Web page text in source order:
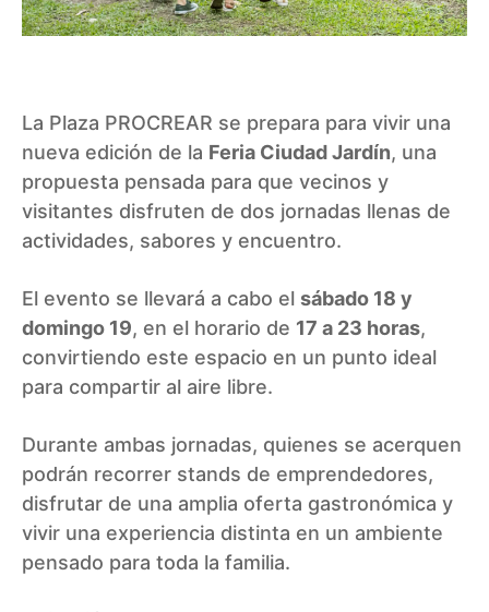
La Plaza PROCREAR se prepara para vivir una
nueva edición de la Feria Ciudad Jardín, una
propuesta pensada para que vecinos y
visitantes disfruten de dos jornadas llenas de
actividades, sabores y encuentro.
El evento se llevará a cabo el sábado 18 y
domingo 19, en el horario de 17 a 23 horas,
convirtiendo este espacio en un punto ideal
para compartir al aire libre.
Durante ambas jornadas, quienes se acerquen
podrán recorrer stands de emprendedores,
disfrutar de una amplia oferta gastronómica y
vivir una experiencia distinta en un ambiente
pensado para toda la familia.